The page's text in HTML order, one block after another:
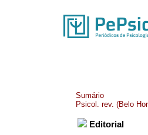
Sumário
Psicol. rev. (Belo
Editorial